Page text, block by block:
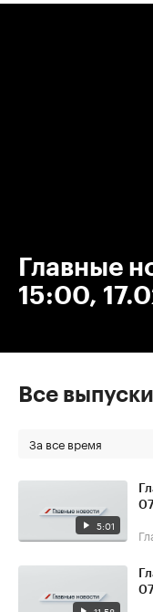
Главные
15:00,
Все
За все время
5:01